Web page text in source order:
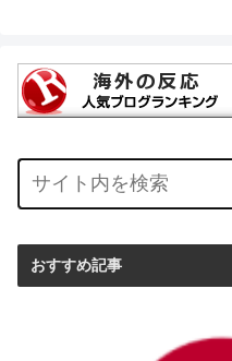
おすすめ記事